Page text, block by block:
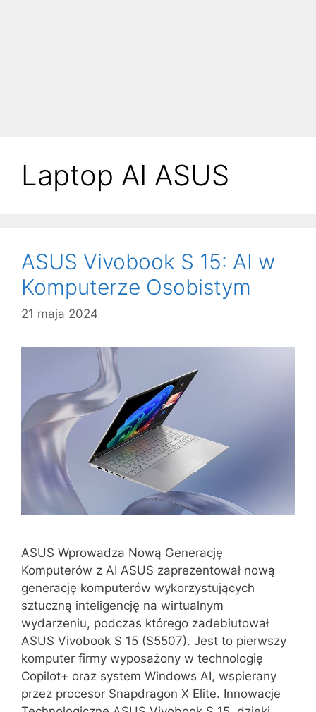
Laptop AI ASUS
ASUS Vivobook S 15: AI w
Komputerze Osobistym
21 maja 2024
ASUS Wprowadza Nową Generację
Komputerów z AI ASUS zaprezentował nową
generację komputerów wykorzystujących
sztuczną inteligencję na wirtualnym
wydarzeniu, podczas którego zadebiutował
ASUS Vivobook S 15 (S5507). Jest to pierwszy
komputer firmy wyposażony w technologię
Copilot+ oraz system Windows AI, wspierany
przez procesor Snapdragon X Elite. Innowacje